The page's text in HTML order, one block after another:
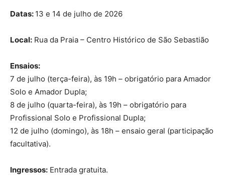
Datas: 13 e 14 de julho de 2026
Local: Rua da Praia – Centro Histórico de São Sebastião
Ensaios:
7 de julho (terça-feira), às 19h – obrigatório para Amador
Solo e Amador Dupla;
8 de julho (quarta-feira), às 19h – obrigatório para
Profissional Solo e Profissional Dupla;
12 de julho (domingo), às 18h – ensaio geral (participação
facultativa).
Ingressos: Entrada gratuita.